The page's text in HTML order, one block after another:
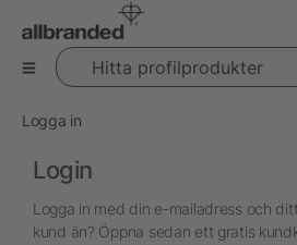
Hitta profilprodukter
Logga in
Login
Logga in med din e-mailadress och
kund än? Öppna sedan ett gratis